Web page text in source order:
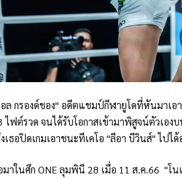
กรองด์ชอง" อดีตแชมป์กีฬายูโดที่หันมาเอ
ไฟต์รวด จนได้รับโอกาสเข้ามาพิสูจน์ตัวเอง
เธอปิดเกมเอาชนะทีเคโอ "ลีอา บีวินส์" ไปได้
าในศึก ONE ลุมพินี 28 เมื่อ 11 ส.ค.66 "โ